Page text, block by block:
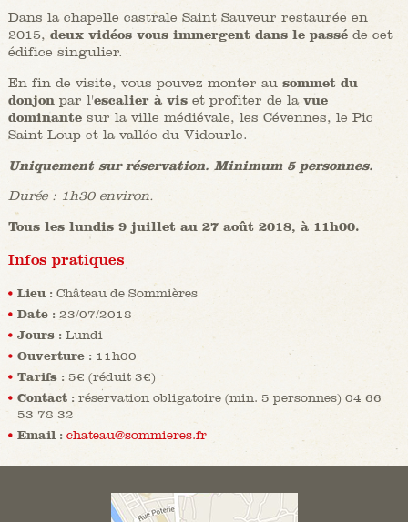
Dans la chapelle castrale Saint Sauveur restaurée en
2015, deux vidéos vous immergent dans le passéde cet
édifice singulier.
En fin de visite, vous pouvez monter au sommet du
donjon par l'escalier à viset profiter de la vue
dominantesur la ville médiévale, les Cévennes, le Pic
Saint Loup et la vallée du Vidourle.
Uniquement sur réservation. Minimum 5 personnes.
Durée : 1h30 environ.
Tous les lundis 9 juillet au 27 août 2018, à 11h00.
Infos pratiques
Lieu : Château de Sommières
Date : 23/07/2018
Jours : Lundi
Ouverture : 11h00
Tarifs : 5€ (réduit 3€)
Contact : réservation obligatoire (min. 5 personnes) 04 66
53 78 32
Email : chateau@sommieres.fr